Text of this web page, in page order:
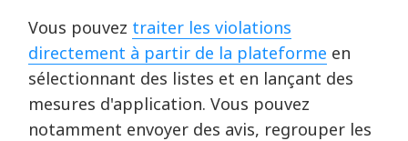
Vous pouvez traiter les violations
directement à partir de la plateforme en
sélectionnant des listes et en lançant des
mesures d'application. Vous pouvez
notamment envoyer des avis, regrouper les